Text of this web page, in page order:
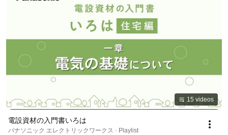
15 videos
電設資材の入門書いろは
パナソニック エレクトリックワークス · Playlist